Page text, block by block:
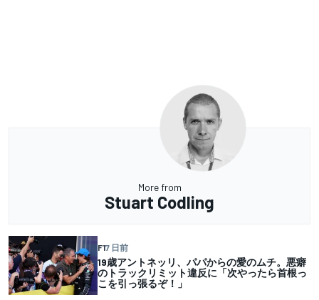
More from
Stuart Codling
F17 日前
19歳アントネッリ、パパからの愛のムチ。悪癖
のトラックリミット違反に「次やったら首根っ
こを引っ張るぞ！」